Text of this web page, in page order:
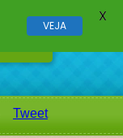
Tweet
VEJA
X